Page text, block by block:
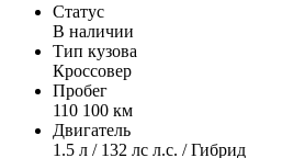
Статус
В наличии
Тип кузова
Кроссовер
Пробег
110 100 км
Двигатель
1.5 л / 132 лс л.с. / Гибрид